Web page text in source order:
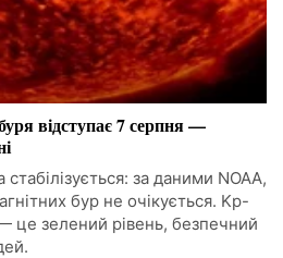
відступає 7 серпня —
за даними NOAA,
бур не очікується. Kp-
це зелений рівень, безпечний